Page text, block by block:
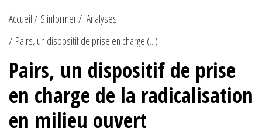
Accueil S'informer
Analyses
Pairs, un dispositif de prise en charge (...)
Pairs, un dispositif de prise
en charge de la radicalisation
en milieu ouvert